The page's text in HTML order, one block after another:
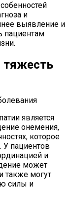
и
выявление и
пациентам
тяжесть
является
онемения,
которое
У пациентов
и
может
также могут
силы и